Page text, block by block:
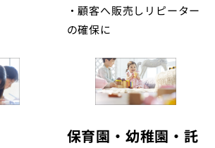
・顧客へ販売しリピーター
の確保に
保育園・幼稚園・託